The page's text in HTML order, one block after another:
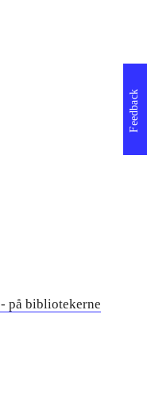
på bibliotekerne
Feedback